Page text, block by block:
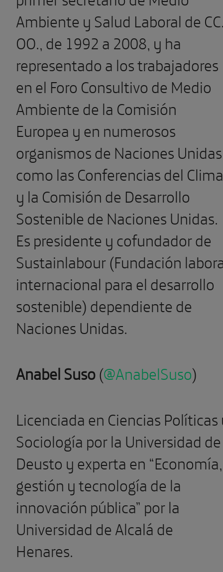
Ambiente y Salud Laboral de
OO., de 1992 a 2008, y ha
representado a los trabajadores
en el Foro Consultivo de Medio
Ambiente de la Comisión
Europea y en numerosos
organismos de Naciones Unidas
como las Conferencias del Clima
y la Comisión de Desarrollo
Sostenible de Naciones Unidas.
Es presidente y cofundador de
Sustainlabour (Fundación
internacional para el desarrollo
sostenible) dependiente de
Naciones Unidas.
Anabel Suso(@AnabelSuso)
Licenciada en Ciencias Políticas
Sociología por la Universidad de
Deusto y experta en “Economía,
gestión y tecnología de la
innovación pública” por la
Universidad de Alcalá de
Henares.